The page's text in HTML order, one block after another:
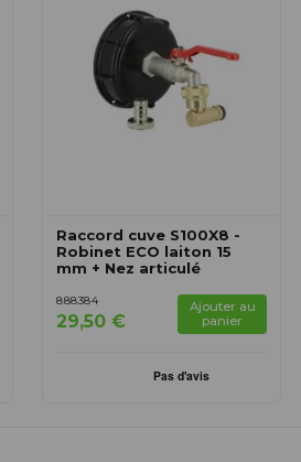
Raccord cuve S100X8 -
Robinet ECO laiton 15
mm + Nez articulé
888384
29,50 €
Ajouter au
panier